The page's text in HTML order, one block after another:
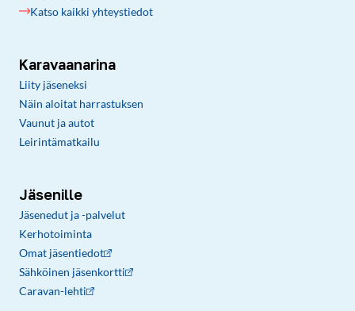
Katso kaikki yhteystiedot
Karavaanarina
Liity jäseneksi
Näin aloitat harrastuksen
Vaunut ja autot
Leirintämatkailu
Jäsenille
Jäsenedut ja -palvelut
Kerhotoiminta
Omat jäsentiedot
Sähköinen jäsenkortti
Caravan-lehti